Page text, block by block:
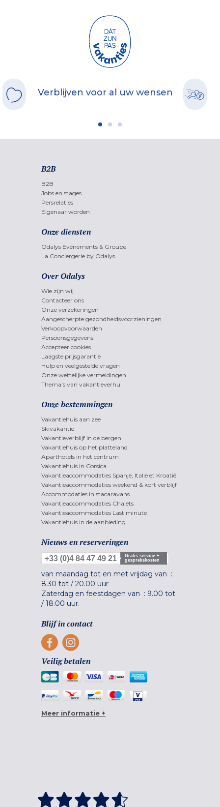
Verblijven voor al uw wensen
B2B
B2B
Jobs en stages
Persrelaties
Eigenaar worden
Onze diensten
Odalys Evènements & Groupe
La Conciergerie by Odalys
Over Odalys
Wie zijn wij
Contacteer ons
Onze verzekeringen
Aangescherpte gezondheidsvoorzieningen
Verkoopvoorwaarden
Persoonsgegevens
Accepteer cookies
Laagste prijsgarantie
Hulp en veelgestelde vragen
Onze wettelijke vermeldingen
Thema's van vakantieverhu
Onze bestemmingen
Vakantiehuis aan zee
Skivakantie
Vakantieverblijf in de bergen
Vakantiehuis op het platteland
Aparthotels in het centrum
Vakantiehuis in Corsica
Vakantieaccommodaties Spanje, Italië et Kroatië
Vakantieaccommodaties weekend & kort verblijf
Accommodaties in stacaravans
Vakantieaccommodaties Chalets
Vakantieaccommodaties Last minute
Vakantiehuis in de aanbieding
Nieuws en reserveringen
+33 (0)4 84 47 49 21
Gratis service +
gesprekskosten
van maandag tot en met vrijdag van :
8.30 tot / 20.00 uur
Zaterdag en feestdagen van : 9.00 tot
/ 18.00 uur.
Blijf in contact
Veilig betalen
Meer informatie +